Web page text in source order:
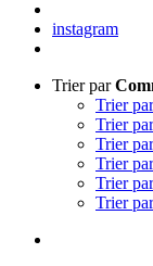
instagram
Trier par
Trier
Trier
Trier
Trier
Trier
Trier